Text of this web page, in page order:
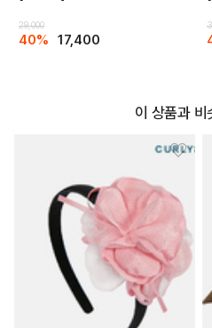
29,000
40% 17,400
이 상품과 비